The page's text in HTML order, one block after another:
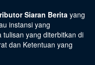
Siaran Berita yang
instansi yang
yang diterbitkan di
dan Ketentuan yang